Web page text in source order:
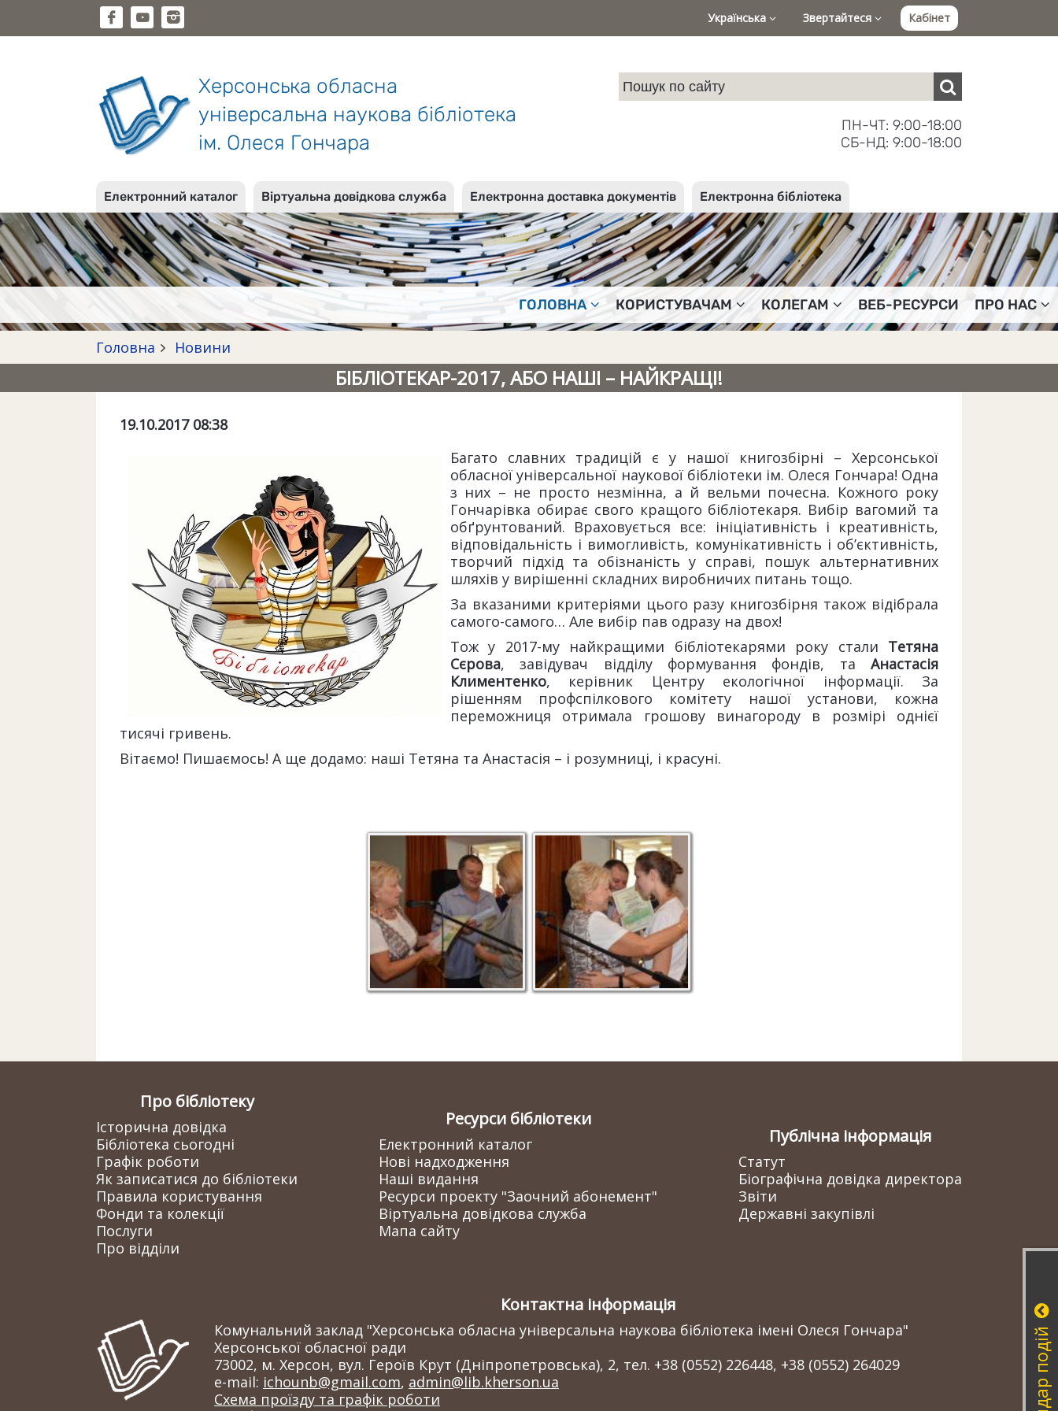
Українська Звертайтеся Кабінет
Херсонська обласна
універсальна наукова бібліотека
ім. Олеся Гончара
ПН-ЧТ: 9:00-18:00
СБ-НД: 9:00-18:00
Електронний каталог Віртуальна довідкова служба Електронна доставка документів Електронна бібліотека
ГОЛОВНА КОРИСТУВАЧАМ КОЛЕГАМ ВЕБ-РЕСУРСИ ПРО НАС
Головна Новини
БІБЛІОТЕКАР-2017, АБО НАШІ – НАЙКРАЩІ!
19.10.2017 08:38
Багато славних традицій є у нашої книгозбірні – Херсонської
обласної універсальної наукової бібліотеки ім. Олеся Гончара! Одна
з них – не просто незмінна, а й вельми почесна. Кожного року
Гончарівка обирає свого кращого бібліотекаря. Вибір вагомий та
обґрунтований. Враховується все: ініціативність і креативність,
відповідальність і вимогливість, комунікативність і об’єктивність,
творчий підхід та обізнаність у справі, пошук альтернативних
шляхів у вирішенні складних виробничих питань тощо.
За вказаними критеріями цього разу книгозбірня також відібрала
самого-самого… Але вибір пав одразу на двох!
Тож у 2017-му найкращими бібліотекарями року стали Тетяна
Сєрова, завідувач відділу формування фондів, та Анастасія
Климентенко, керівник Центру екологічної інформації. За
рішенням профспілкового комітету нашої установи, кожна
переможниця отримала грошову винагороду в розмірі однієї
тисячі гривень.
Вітаємо! Пишаємось! А ще додамо: наші Тетяна та Анастасія – і розумниці, і красуні.
«Кращий бібліотекар
2017 року» – Тетяна
Сєрова
«Кращий бібліотекар
2017 року» – Анастасія
Климентенко
Про бібліотеку
Історична довідка
Бібліотека сьогодні
Графік роботи
Як записатися до бібліотеки
Правила користування
Фонди та колекції
Послуги
Про відділи
Ресурси бібліотеки
Електронний каталог
Нові надходження
Наші видання
Ресурси проекту "Заочний абонемент"
Віртуальна довідкова служба
Мапа сайту
Публічна інформація
Статут
Біографічна довідка директора
Звіти
Державні закупівлі
Контактна інформація
Комунальний заклад "Херсонська обласна універсальна наукова бібліотека імені Олеся Гончара"
Херсонської обласної ради
73002, м. Херсон, вул. Героїв Крут (Дніпропетровська), 2, тел. +38 (0552) 226448, +38 (0552) 264029
e-mail: ichounb@gmail.com, admin@lib.kherson.ua
Схема проїзду та графік роботи